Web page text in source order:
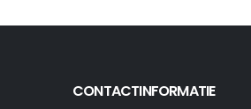
CONTACTINFORMATIE